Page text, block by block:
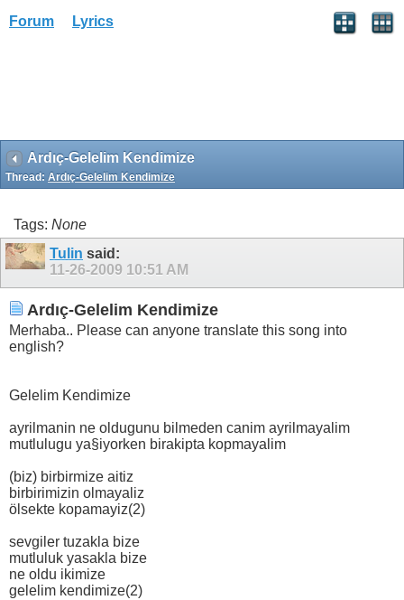
Forum Lyrics
Ardıç-Gelelim Kendimize
Thread: Ardıç-Gelelim Kendimize
Tags: None
Tulin said:
11-26-2009 10:51 AM
Ardıç-Gelelim Kendimize
Merhaba.. Please can anyone translate this song into
english?
Gelelim Kendimize
ayrilmanin ne oldugunu bilmeden canim ayrilmayalim
mutlulugu ya§iyorken birakipta kopmayalim
(biz) birbirmize aitiz
birbirimizin olmayaliz
ölsekte kopamayiz(2)
sevgiler tuzakla bize
mutluluk yasakla bize
ne oldu ikimize
gelelim kendimize(2)